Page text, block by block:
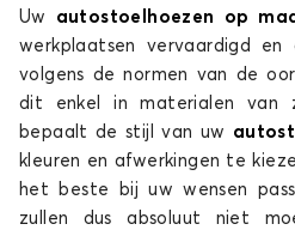
Uw autostoelhoezen op
werkplaatsen vervaardigd
volgens de normen van de
dit enkel in materialen van
bepaalt de stijl van uw
kleuren en afwerkingen te
het beste bij uw wensen
zullen dus absoluut niet